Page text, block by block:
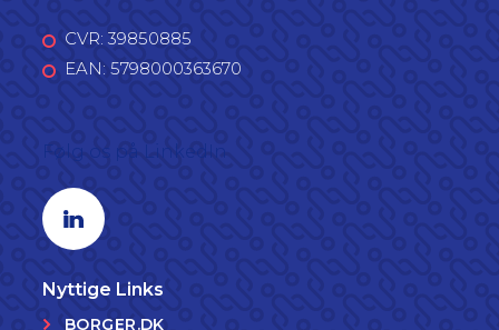
CVR: 39850885
EAN: 5798000363670
Linkedin profil
Nyttige Links
BORGER.DK